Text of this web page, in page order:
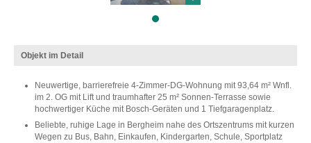
Objekt im Detail
Neuwertige, barrierefreie 4-Zimmer-DG-Wohnung mit 93,64 m² Wnfl.
im 2. OG mit Lift und traumhafter 25 m² Sonnen-Terrasse sowie
hochwertiger Küche mit Bosch-Geräten und 1 Tiefgaragenplatz.
Beliebte, ruhige Lage in Bergheim nahe des Ortszentrums mit kurzen
Wegen zu Bus, Bahn, Einkaufen, Kindergarten, Schule, Sportplatz